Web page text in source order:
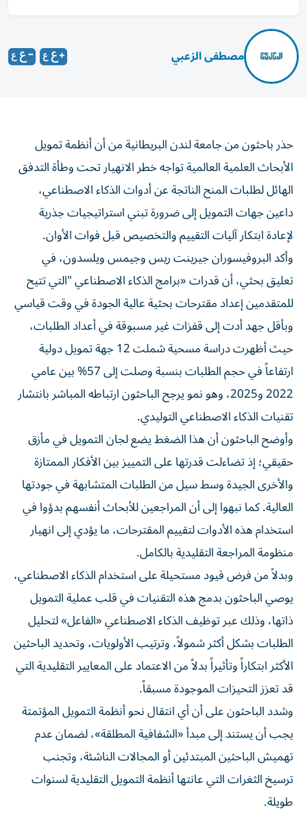
مصطفى الزعبي
حذر باحثون من جامعة لندن البريطانية من أن أنظمة تمويل
الأبحاث العلمية العالمية تواجه خطر الانهيار تحت وطأة التدفق
الهائل لطلبات المنح الناتجة عن أدوات الذكاء الاصطناعي،
داعين جهات التمويل إلى ضرورة تبني استراتيجيات جذرية
لإعادة ابتكار آليات التقييم والتخصيص قبل فوات الأوان.
وأكد البروفيسوران جيرينت ريس وجيمس ويلسدون، في
تعليق بحثي، أن قدرات «برامج الذكاء الاصطناعي "التي تتيح
للمتقدمين إعداد مقترحات بحثية عالية الجودة في وقت قياسي
وبأقل جهد أدت إلى قفزات غير مسبوقة في أعداد الطلبات،
حيث أظهرت دراسة مسحية شملت 12 جهة تمويل دولية
ارتفاعاً في حجم الطلبات بنسبة وصلت إلى 57% بين عامي
2022 و2025، وهو نمو يرجح الباحثون ارتباطه المباشر بانتشار
تقنيات الذكاء الاصطناعي التوليدي.
وأوضح الباحثون أن هذا الضغط يضع لجان التمويل في مأزق
حقيقي؛ إذ تضاءلت قدرتها على التمييز بين الأفكار الممتازة
والأخرى الجيدة وسط سيل من الطلبات المتشابهة في جودتها
العالية. كما نبهوا إلى أن المراجعين للأبحاث أنفسهم بدؤوا في
استخدام هذه الأدوات لتقييم المقترحات، ما يؤدي إلى انهيار
منظومة المراجعة التقليدية بالكامل.
وبدلاً من فرض قيود مستحيلة على استخدام الذكاء الاصطناعي،
يوصي الباحثون بدمج هذه التقنيات في قلب عملية التمويل
ذاتها، وذلك عبر توظيف الذكاء الاصطناعي «الفاعل» لتحليل
الطلبات بشكل أكثر شمولاً، وترتيب الأولويات، وتحديد الباحثين
الأكثر ابتكاراً وتأثيراً بدلاً من الاعتماد على المعايير التقليدية التي
قد تعزز التحيزات الموجودة مسبقاً.
وشدد الباحثون على أن أي انتقال نحو أنظمة التمويل المؤتمتة
يجب أن يستند إلى مبدأ «الشفافية المطلقة»، لضمان عدم
تهميش الباحثين المبتدئين أو المجالات الناشئة، وتجنب
ترسيخ الثغرات التي عانتها أنظمة التمويل التقليدية لسنوات
طويلة.